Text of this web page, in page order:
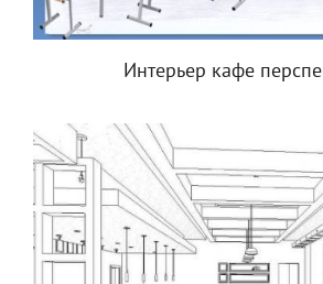
Интерьер кафе